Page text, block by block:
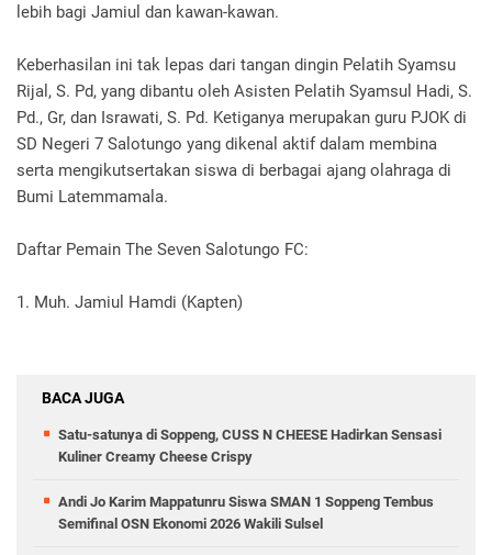
lebih bagi Jamiul dan kawan-kawan.
Keberhasilan ini tak lepas dari tangan dingin Pelatih Syamsu
Rijal, S. Pd, yang dibantu oleh Asisten Pelatih Syamsul Hadi, S.
Pd., Gr, dan Israwati, S. Pd. Ketiganya merupakan guru PJOK di
SD Negeri 7 Salotungo yang dikenal aktif dalam membina
serta mengikutsertakan siswa di berbagai ajang olahraga di
Bumi Latemmamala.
Daftar Pemain The Seven Salotungo FC:
1. Muh. Jamiul Hamdi (Kapten)
BACA JUGA
Satu-satunya di Soppeng, CUSS N CHEESE Hadirkan Sensasi
Kuliner Creamy Cheese Crispy
Andi Jo Karim Mappatunru Siswa SMAN 1 Soppeng Tembus
Semifinal OSN Ekonomi 2026 Wakili Sulsel